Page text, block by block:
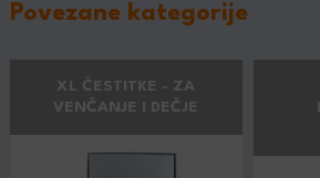
Povezane kategorije
XL ČESTITKE - ZA
VENČANJE I DEČJE